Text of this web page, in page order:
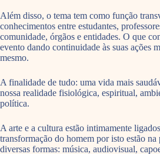
Além disso, o tema tem como função
conhecimentos entre estudantes,
comunidade, órgãos e entidades. O que
evento dando continuidade às suas ações
mesmo.
A finalidade de tudo: uma vida mais
nossa realidade fisiológica, espiritual,
política.
A arte e a cultura estão intimamente
transformação do homem por isto estão na
diversas formas: música, audiovisual,